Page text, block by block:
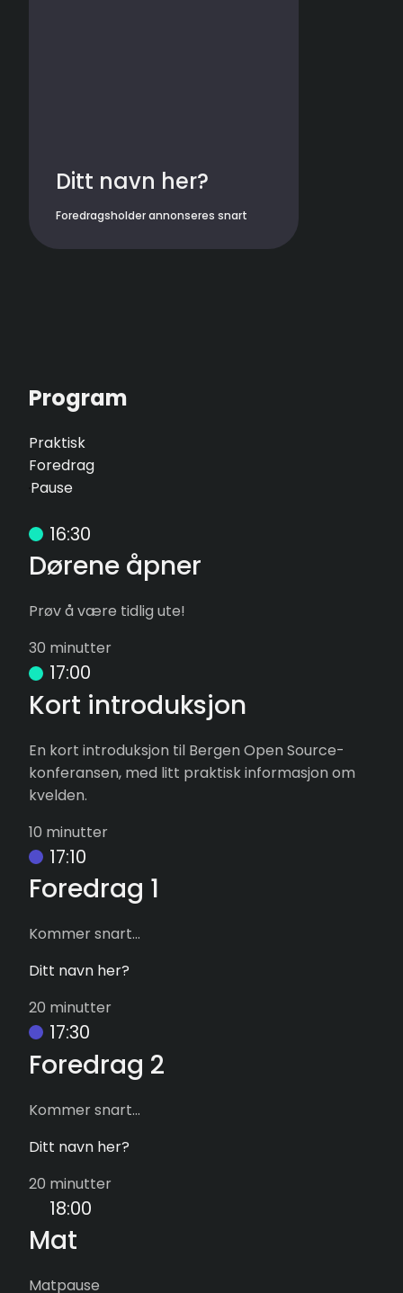
Ditt navn her?
Foredragsholder annonseres snart
Program
Praktisk
Foredrag
Pause
16:30
Dørene åpner
Prøv å være tidlig ute!
30 minutter
17:00
Kort introduksjon
En kort introduksjon til Bergen Open Source-
konferansen, med litt praktisk informasjon om
kvelden.
10 minutter
17:10
Foredrag 1
Kommer snart...
Ditt navn her?
20 minutter
17:30
Foredrag 2
Kommer snart...
Ditt navn her?
20 minutter
18:00
Mat
Matpause